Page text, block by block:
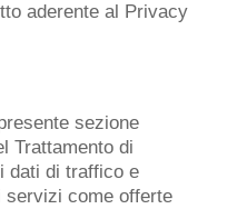
aderente al Privacy
sezione
Trattamento di
dati di traffico e
come offerte